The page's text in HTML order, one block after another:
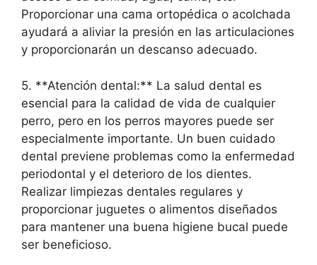
Proporcionar una cama ortopédica o acolchada
ayudará a aliviar la presión en las articulaciones
y proporcionarán un descanso adecuado.
5. **Atención dental:** La salud dental es
esencial para la calidad de vida de cualquier
perro, pero en los perros mayores puede ser
especialmente importante. Un buen cuidado
dental previene problemas como la enfermedad
periodontal y el deterioro de los dientes.
Realizar limpiezas dentales regulares y
proporcionar juguetes o alimentos diseñados
para mantener una buena higiene bucal puede
ser beneficioso.